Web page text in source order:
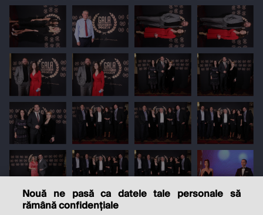
Nouă ne pasă ca datele tale personale să
rămână confidențiale